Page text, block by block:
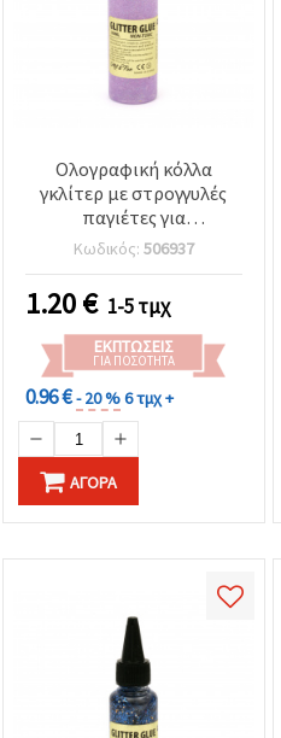
Ολογραφική κόλλα
γκλίτερ με στρογγυλές
παγιέτες για
χειροτεχνίες, μωβ, μη
τοξική, 50 ml
Κωδικός: 506937
1.20€ 1-5 τμχ
ΕΚΠΤΏΣΕΙΣ
ΓΙΑ ΠΟΣΌΤΗΤΑ
0.96 €- 20 %6 τμχ +
ΑΓΟΡΆ